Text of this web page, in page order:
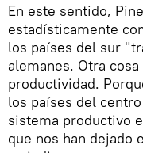
En este sentido,
estadísticamente
los países del sur
alemanes. Otra
productividad.
los países del
sistema productivo
que nos han dejado